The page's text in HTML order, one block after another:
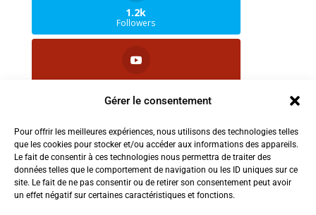
Gérer le consentement
Pour offrir les meilleures expériences, nous utilisons des technologies telles
que les cookies pour stocker et/ou accéder aux informations des appareils.
Le fait de consentir à ces technologies nous permettra de traiter des
données telles que le comportement de navigation ou les ID uniques sur ce
site. Le fait de ne pas consentir ou de retirer son consentement peut avoir
un effet négatif sur certaines caractéristiques et fonctions.
1.2k
Followers
1.8k
Followers
2.5k
Followers
Contactez-nous:info@TruthAboutFur.com